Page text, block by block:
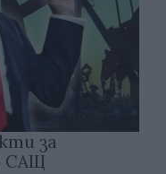
за
САЩ